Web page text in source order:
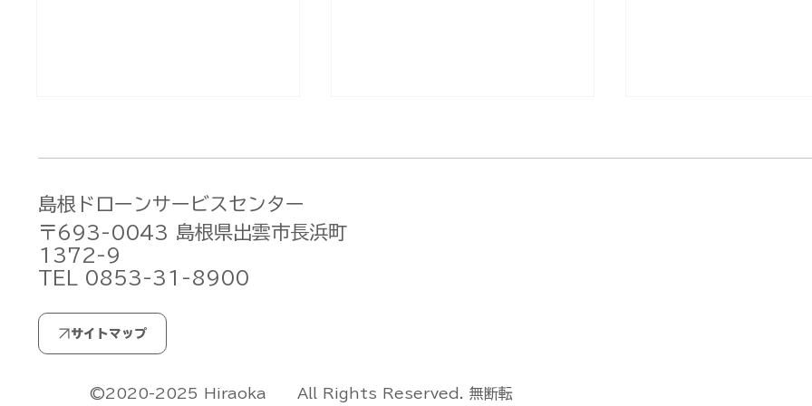
北大東村様へ赤外線カメラ搭
載ドローンを納入！鳥害対策
＆多角的活用に向けた調査飛
©2020-2025 Hiraoka All Rights Reserved. 無断転
島根ドローンサービスセンター
〒693-0043 島根県出雲市長浜町
1372-9
TEL 0853-31-8900